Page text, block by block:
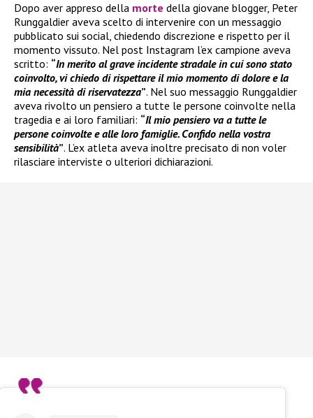
Dopo aver appreso della morte della giovane blogger, Peter
Runggaldier aveva scelto di intervenire con un messaggio
pubblicato sui social, chiedendo discrezione e rispetto per il
momento vissuto. Nel post Instagram l’ex campione aveva
scritto: “In merito al grave incidente stradale in cui sono stato
coinvolto, vi chiedo di rispettare il mio momento di dolore e la
mia necessità di riservatezza”. Nel suo messaggio Runggaldier
aveva rivolto un pensiero a tutte le persone coinvolte nella
tragedia e ai loro familiari: “Il mio pensiero va a tutte le
persone coinvolte e alle loro famiglie. Confido nella vostra
sensibilità”. L’ex atleta aveva inoltre precisato di non voler
rilasciare interviste o ulteriori dichiarazioni.